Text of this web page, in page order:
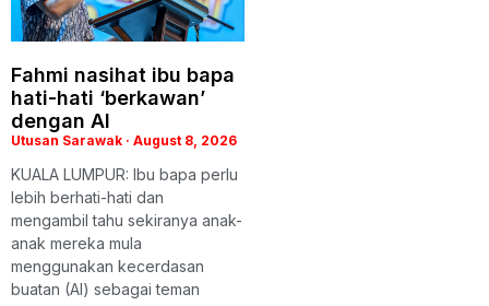
Fahmi nasihat ibu bapa
hati-hati ‘berkawan’
dengan AI
Utusan Sarawak August 8, 2026
KUALA LUMPUR: Ibu bapa perlu
lebih berhati-hati dan
mengambil tahu sekiranya anak-
anak mereka mula
menggunakan kecerdasan
buatan (AI) sebagai teman